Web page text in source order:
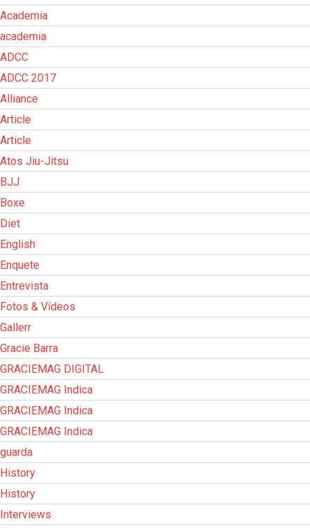
Academia
academia
ADCC
ADCC 2017
Alliance
Article
Article
Atos Jiu-Jitsu
BJJ
Boxe
Diet
English
Enquete
Entrevista
Fotos & Vídeos
Gallerr
Gracie Barra
GRACIEMAG DIGITAL
GRACIEMAG Indica
GRACIEMAG Indica
GRACIEMAG Indica
guarda
History
History
Interviews